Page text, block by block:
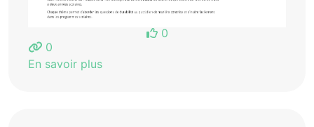
0
0
En savoir plus